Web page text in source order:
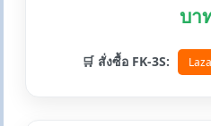
บา
🛒 สั่งซื้อ FK-3S: